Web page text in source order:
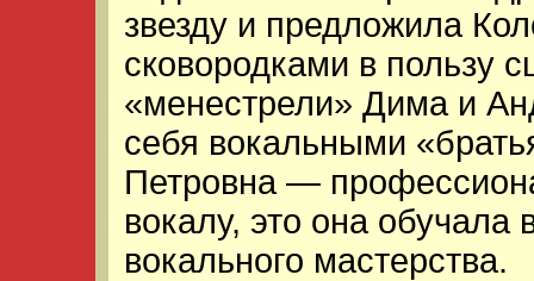
звезду и предложила
сковородками в пользу
«менестрели» Дима и
себя вокальными
Петровна —
вокалу, это она обучала
вокального мастерства.